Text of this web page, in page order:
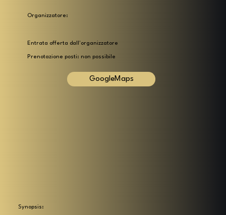
Entrata offerta dall'organizzatore
Organizzatore:
Prenotazione posti: non possibile
GoogleMaps
Synopsis: